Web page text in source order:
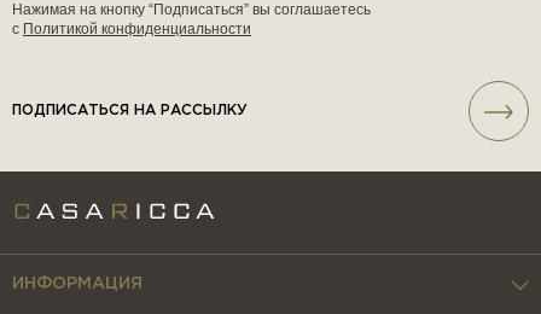
Нажимая на кнопку “Подписаться” вы соглашаетесь
с Политикой конфиденциальности
ПОДПИСАТЬСЯ НА РАССЫЛКУ
ИНФОРМАЦИЯ